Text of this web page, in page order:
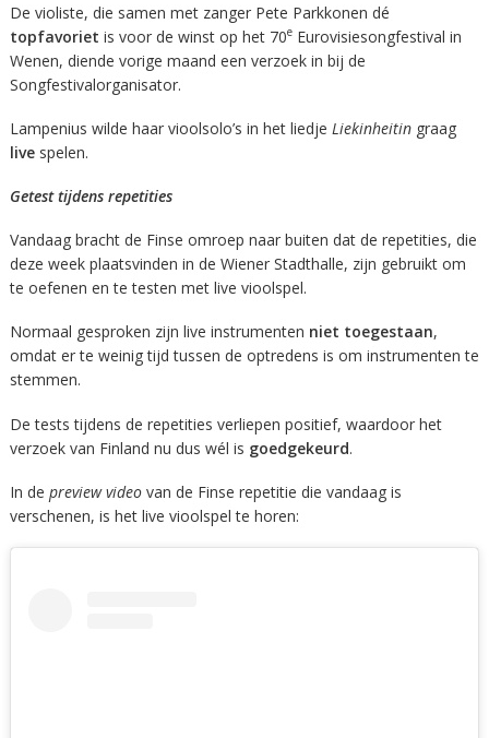
De violiste, die samen met zanger Pete Parkkonen dé
topfavoriet is voor de winst op het 70eEurovisiesongfestival in
Wenen, diende vorige maand een verzoek in bij de
Songfestivalorganisator.
Lampenius wilde haar vioolsolo’s in het liedje Liekinheitingraag
livespelen.
Getest tijdens repetities
Vandaag bracht de Finse omroep naar buiten dat de repetities, die
deze week plaatsvinden in de Wiener Stadthalle, zijn gebruikt om
te oefenen en te testen met live vioolspel.
Normaal gesproken zijn live instrumenten niet toegestaan,
omdat er te weinig tijd tussen de optredens is om instrumenten te
stemmen.
De tests tijdens de repetities verliepen positief, waardoor het
verzoek van Finland nu dus wél is goedgekeurd.
In de preview videovan de Finse repetitie die vandaag is
verschenen, is het live vioolspel te horen: